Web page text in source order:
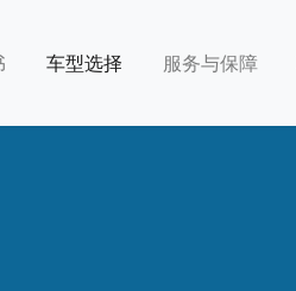
车型选择 服务与保障